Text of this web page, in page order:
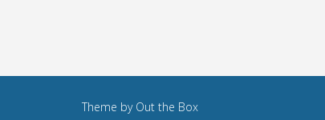
Theme by Out the Box